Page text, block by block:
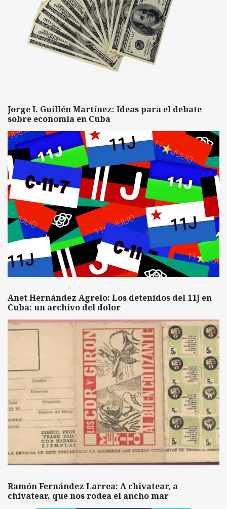
Jorge I. Guillén Martínez: Ideas para el debate
sobre economía en Cuba
Anet Hernández Agrelo: Los detenidos del 11J en
Cuba: un archivo del dolor
Ramón Fernández Larrea: A chivatear, a
chivatear, que nos rodea el ancho mar